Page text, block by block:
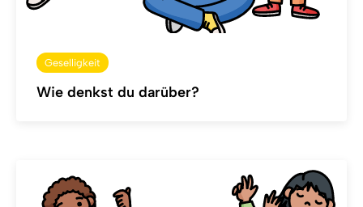
Geselligkeit
Wie denkst du darüber?